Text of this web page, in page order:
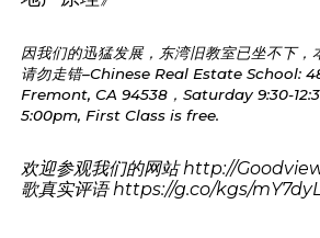
因我们的迅猛发展，东湾旧教室已坐不下，
请勿走错–Chinese Real Estate School:
Fremont, CA 94538，Saturday 9:30-
5:00pm, First Classis free.
欢迎参观我们的网站http://
歌真实评语https://g.co/kgs/